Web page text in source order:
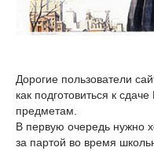
Дорогие пользователи
как подготовиться к
предметам.
В первую очередь нужно
за партой во время